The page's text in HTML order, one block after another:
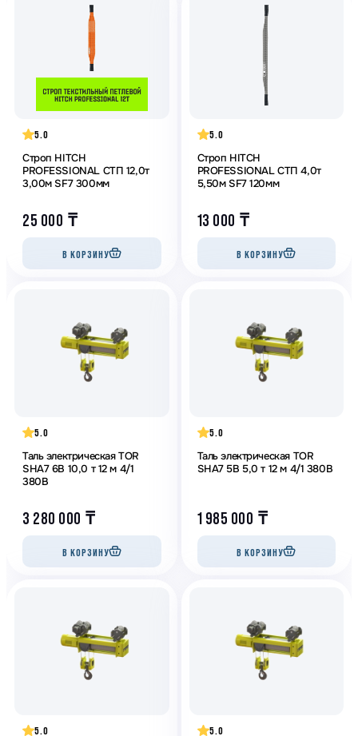
5.0
Строп HITCH
PROFESSIONAL СТП 12,0т
3,00м SF7 300мм
25 000 ₸
В КОРЗИНУ
5.0
Строп HITCH
PROFESSIONAL СТП 4,0т
5,50м SF7 120мм
13 000 ₸
В КОРЗИНУ
5.0
Таль электрическая TOR
SHA7 6B 10,0 т 12 м 4/1
380В
3 280 000 ₸
В КОРЗИНУ
5.0
Таль электрическая TOR
SHA7 5B 5,0 т 12 м 4/1 380В
1 985 000 ₸
В КОРЗИНУ
5.0 5.0